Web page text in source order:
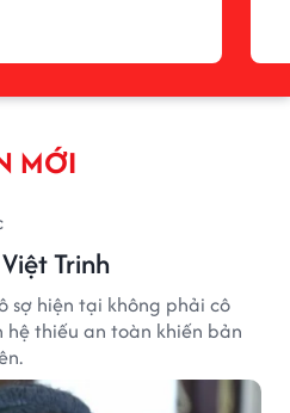
MỚI
Trinh
sợ hiện tại không phải cô
thiếu an toàn khiến bản